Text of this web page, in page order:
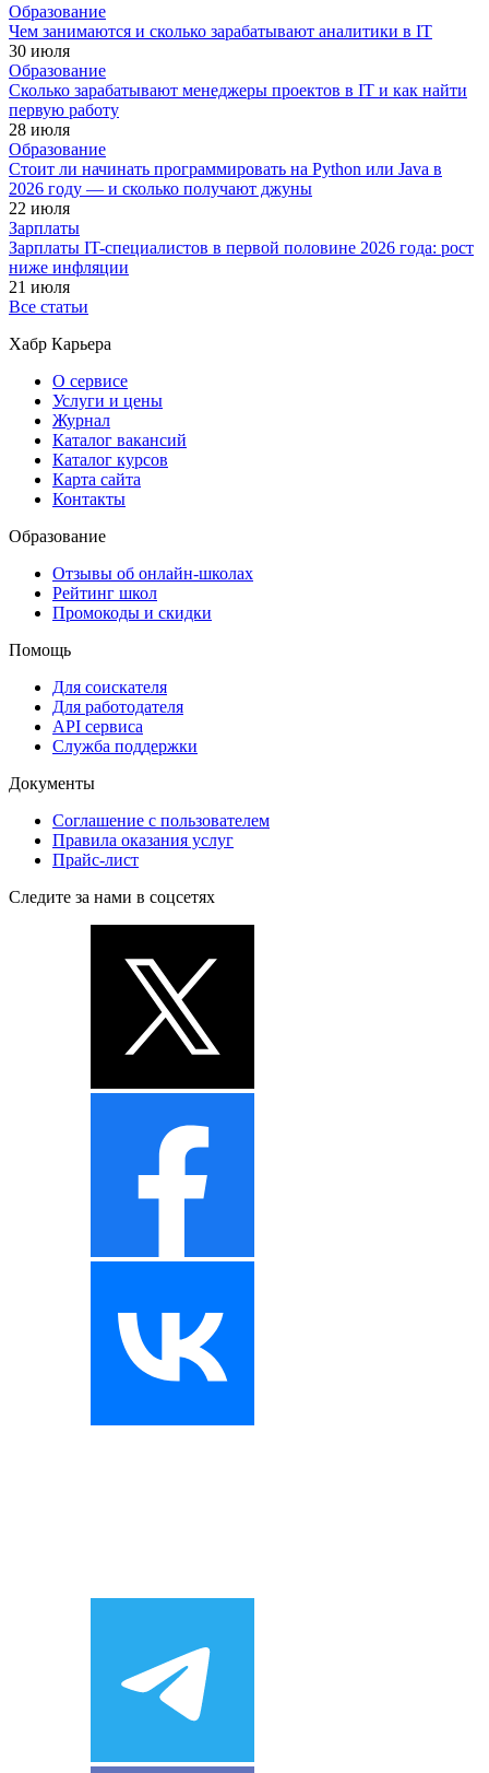
Образование
Чем занимаются и сколько зарабатывают аналитики в IT
30 июля
Образование
Сколько зарабатывают менеджеры проектов в IT и как найти
первую работу
28 июля
Образование
Стоит ли начинать программировать на Python или Java в
2026 году — и сколько получают джуны
22 июля
Зарплаты
Зарплаты IT-специалистов в первой половине 2026 года: рост
ниже инфляции
21 июля
Все статьи
Хабр Карьера
О сервисе
Услуги и цены
Журнал
Каталог вакансий
Каталог курсов
Карта сайта
Контакты
Образование
Отзывы об онлайн-школах
Рейтинг школ
Промокоды и скидки
Помощь
Для соискателя
Для работодателя
API сервиса
Служба поддержки
Документы
Соглашение с пользователем
Правила оказания услуг
Прайс-лист
Следите за нами в соцсетях